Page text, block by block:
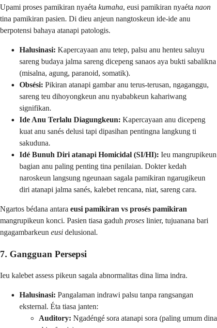
Upami proses pamikiran nyaéta kumaha, eusi pamikiran nyaéta naon
tina pamikiran pasien. Di dieu anjeun nangtoskeun ide-ide anu
berpotensi bahaya atanapi patologis.
Halusinasi: Kapercayaan anu tetep, palsu anu henteu saluyu
sareng budaya jalma sareng dicepeng sanaos aya bukti sabalikna
(misalna, agung, paranoid, somatik).
Obsési: Pikiran atanapi gambar anu terus-terusan, ngaganggu,
sareng teu dihoyongkeun anu nyababkeun kahariwang
signifikan.
Ide Anu Terlalu Diagungkeun: Kapercayaan anu dicepeng
kuat anu sanés delusi tapi dipasihan pentingna langkung ti
sakuduna.
Idé Bunuh Diri atanapi Homicidal (SI/HI): Ieu mangrupikeun
bagian anu paling penting tina penilaian. Dokter kedah
naroskeun langsung ngeunaan sagala pamikiran ngarugikeun
diri atanapi jalma sanés, kalebet rencana, niat, sareng cara.
Ngartos bédana antara eusi pamikiran vs prosés pamikiran
mangrupikeun konci. Pasien tiasa gaduh proses linier, tujuanana bari
ngagambarkeun eusi delusional.
7. Gangguan Persepsi
Ieu kalebet assess pikeun sagala abnormalitas dina lima indra.
Halusinasi: Pangalaman indrawi palsu tanpa rangsangan
eksternal. Éta tiasa janten:
Auditory: Ngadéngé sora atanapi sora (paling umum dina